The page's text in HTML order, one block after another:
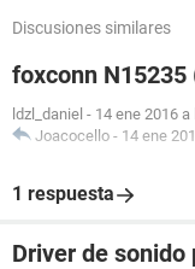
Discusiones similares
foxconn
ldzl_daniel - 14 ene 2016 a
Joacocello - 14 ene
1 respuesta
Driver de